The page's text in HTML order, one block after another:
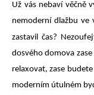
Už vás nebaví věčně
nemoderní dlažbu ve
zastavil čas?
dosvého domova
relaxovat, zase
moderním útulném